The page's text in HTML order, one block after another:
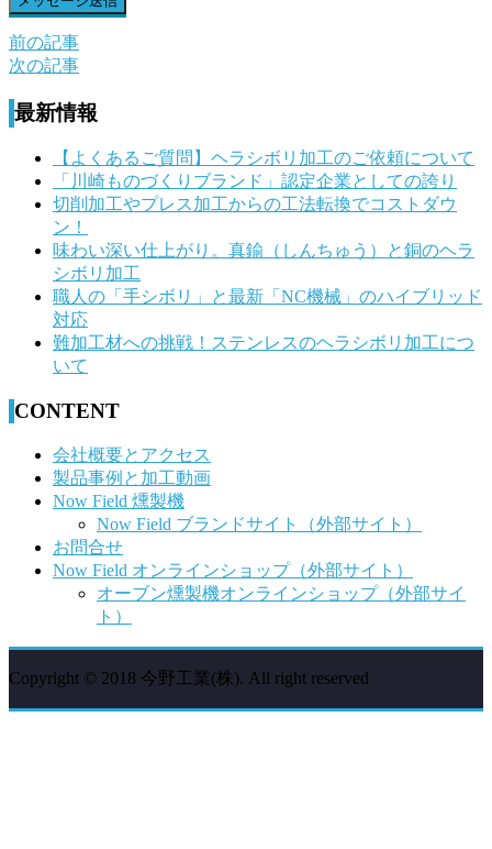
前
後
の
前の記事
次の記事
最新情報
【よくあるご質問】ヘラシボリ加工のご依頼について
「川崎ものづくりブランド」認定企業としての誇り
切削加工やプレス加工からの工法転換でコストダウ
ン！
味わい深い仕上がり。真鍮（しんちゅう）と銅のヘラ
シボリ加工
職人の「手シボリ」と最新「NC機械」のハイブリッド
対応
難加工材への挑戦！ステンレスのヘラシボリ加工につ
いて
CONTENT
会社概要とアクセス
製品事例と加工動画
Now Field 燻製機
Now Field ブランドサイト（外部サイト）
お問合せ
Now Field オンラインショップ（外部サイト）
オーブン燻製機オンラインショップ（外部サイ
ト）
Copyright © 2018 今野工業(株). All right reserved